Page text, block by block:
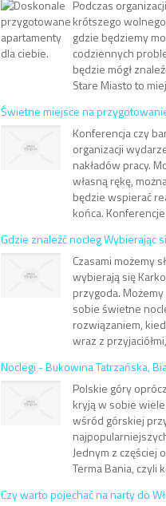
Podczas
krótszego
gdzie będziemy
codziennych
będzie mógł
Stare Miasto to
Świetne miejsce na
Konferencja czy
organizacji
nakładów pracy.
własną rękę,
będzie wspierać
końca.
Gdzie znaleźć nocleg Wybierając
Czasami możemy
wybierają się
przygoda.
sobie świetne
rozwiązaniem,
wraz z
Noclegi - Bukowina Tatrzańska,
Polskie góry
kryją w sobie
wśród górskiej
Jednym z
Terma Bania,
Czy warto pojechać na narty do